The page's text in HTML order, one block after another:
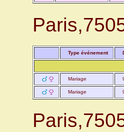
Type événement
Mariage
Mariage